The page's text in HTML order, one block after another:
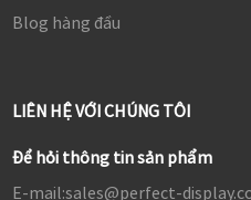
Blog hàng đầu
LIÊN HỆ VỚI CHÚNG TÔI
Để hỏi thông tin sản phẩm
E-mail:sales@perfect-